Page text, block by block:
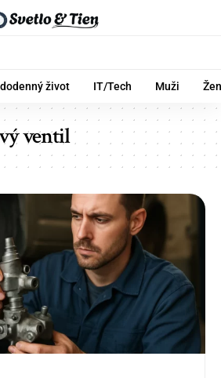
život IT/Tech Muži
ventil